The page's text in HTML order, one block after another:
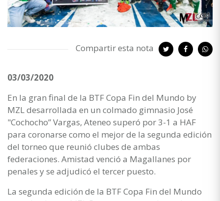
Compartir esta nota
03/03/2020
En la gran final de la BTF Copa Fin del Mundo by
MZL desarrollada en un colmado gimnasio José
"Cochocho” Vargas, Ateneo superó por 3-1 a HAF
para coronarse como el mejor de la segunda edición
del torneo que reunió clubes de ambas
federaciones. Amistad venció a Magallanes por
penales y se adjudicó el tercer puesto.
La segunda edición de la BTF Copa Fin del Mundo